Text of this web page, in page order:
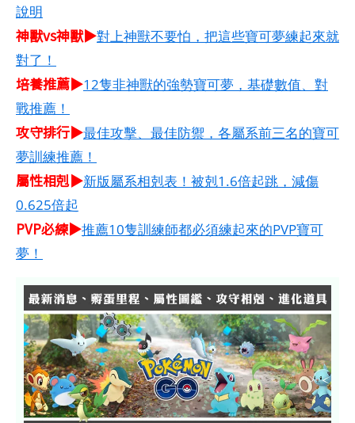
說明
神獸vs神獸▶對上神獸不要怕，把這些寶可夢練起來就
對了！
培養推薦▶12隻非神獸的強勢寶可夢，基礎數值、對
戰推薦！
攻守排行▶最佳攻擊、最佳防禦，各屬系前三名的寶可
夢訓練推薦！
屬性相剋▶新版屬系相剋表！被剋1.6倍起跳，減傷
0.625倍起
PVP必練▶推薦10隻訓練師都必須練起來的PVP寶可
夢！